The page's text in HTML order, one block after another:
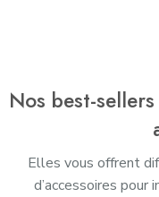
Nos best-
Elles vous offrent
d’accessoires pour